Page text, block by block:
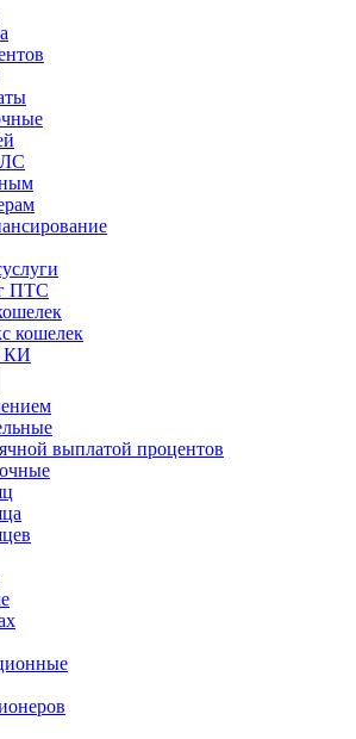
ПТС
кошелек
КИ
выплатой процентов